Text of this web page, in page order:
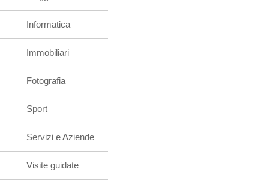
Informatica
Immobiliari
Fotografia
Sport
Servizi e Aziende
Visite guidate